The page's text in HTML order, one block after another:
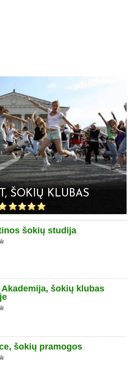
ŠOKIŲ KLUBAS
šokių studija
šokių klubas
šokių pramogos